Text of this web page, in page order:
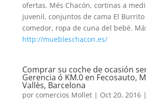
ofertas. Més Chacón, cortinas a
juvenil, conjuntos de cama El Burrito
comedor, ropa de cuna del bebé.
http://muebleschacon.es/
Comprar su coche de ocasión
Gerencia ó KM.0 en Fecosauto,
Vallès, Barcelona
por comercios Mollet| Oct 20, 2016|